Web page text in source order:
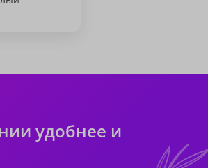
удобнее и